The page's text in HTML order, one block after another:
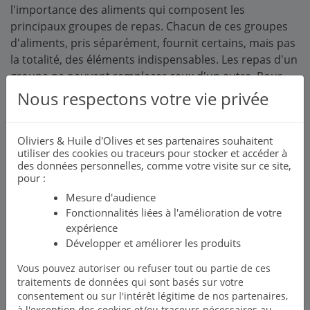
l'importance des aliments qui composent les
principaux groupes de repas. Chacun de ces groupes
d'aliments, pris séparément, fournit certains, mais pas
la totalité, des éléments indispensables. Les repas d'un
groupe ne peuvent remplacer ceux d'un autre. Pour
une alimentation saine, tous sont nécessaires.
Les produits de base de l'alimentation
méditerranéenne, par ordre décroissant de quantité et
de fréquence de consommation recommandées, sont
les suivants:
Céréales: elles constituent la base de la plupart des
régimes des peuples méditerranéens, pain (complet ou
non), pâtes, couscous et riz.
sélectionne des produits de saison qui sont cuisinés
simplement. Dans l'ensemble de la Méditerranée, le
Nous respectons votre vie privée
Oliviers & Huile d'Olives et ses partenaires souhaitent
utiliser des cookies ou traceurs pour stocker et accéder à
des données personnelles, comme votre visite sur ce site,
pour :
Mesure d'audience
Fonctionnalités liées à l'amélioration de votre
expérience
Développer et améliorer les produits
Vous pouvez autoriser ou refuser tout ou partie de ces
traitements de données qui sont basés sur votre
consentement ou sur l'intérêt légitime de nos partenaires,